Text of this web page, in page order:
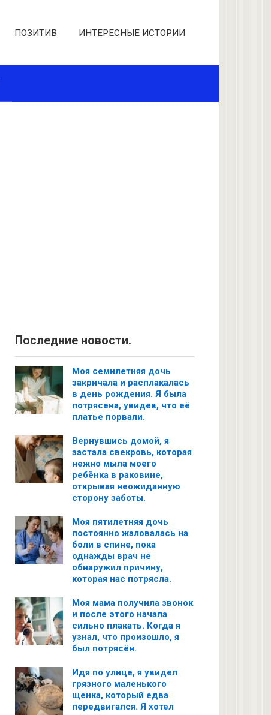
ПОЗИТИВ ИНТЕРЕСНЫЕ ИСТОРИИ
Последние новости.
Моя семилетняя дочь
закричала и расплакалась
в день рождения. Я была
потрясена, увидев, что её
платье порвали.
Вернувшись домой, я
застала свекровь, которая
нежно мыла моего
ребёнка в раковине,
открывая неожиданную
сторону заботы.
Моя пятилетняя дочь
постоянно жаловалась на
боли в спине, пока
однажды врач не
обнаружил причину,
которая нас потрясла.
Моя мама получила звонок
и после этого начала
сильно плакать. Когда я
узнал, что произошло, я
был потрясён.
Идя по улице, я увидел
грязного маленького
щенка, который едва
передвигался. Я хотел